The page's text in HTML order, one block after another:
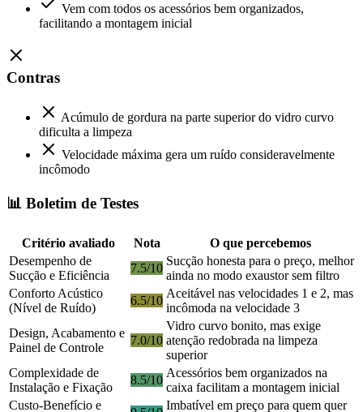
Vem com todos os acessórios bem organizados,
facilitando a montagem inicial
Contras
Acúmulo de gordura na parte superior do vidro curvo
dificulta a limpeza
Velocidade máxima gera um ruído consideravelmente
incômodo
📊 Boletim de Testes
Critério avaliado Nota
O que percebemos
Desempenho de
Sucção e Eficiência
7.5/10
Sucção honesta para o preço, melhor
ainda no modo exaustor sem filtro
Conforto Acústico
(Nível de Ruído)
6.5/10
Aceitável nas velocidades 1 e 2, mas
incômoda na velocidade 3
Design, Acabamento e
Painel de Controle
7.0/10
Vidro curvo bonito, mas exige
atenção redobrada na limpeza
superior
Complexidade de
Instalação e Fixação
8.5/10
Acessórios bem organizados na
caixa facilitam a montagem inicial
Custo-Benefício e
Imbatível em preço para quem quer